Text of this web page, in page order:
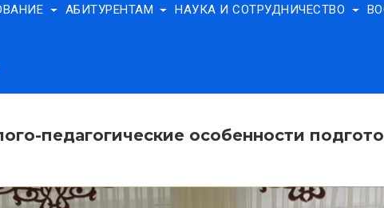
АБИТУРЕНТАМ НАУКА И СОТРУДНИЧЕСТВО
педагогические особенности